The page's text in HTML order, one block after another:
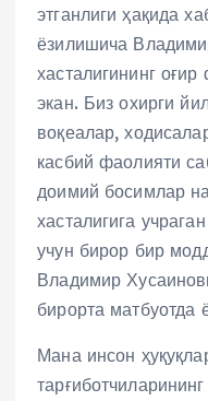
этганлиги ҳақида
ёзилишича
хасталигининг
экан. Биз охирги
воқеалар,
касбий фаолияти
доимий босимлар
хасталигига
учун бирор бир
Владимир
бирорта матбуотда
Мана инсон